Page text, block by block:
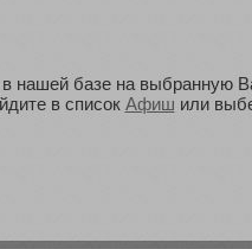
нашей базе на выбранную
в список Афиш или